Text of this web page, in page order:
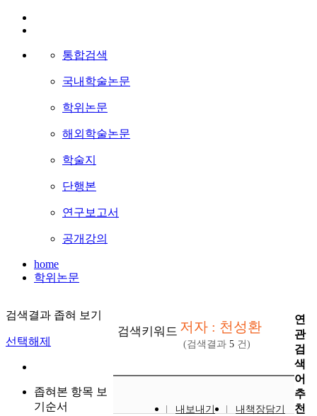
통합검색
국내학술논문
학위논문
해외학술논문
학술지
단행본
연구보고서
공개강의
home
학위논문
검색결과 좁혀 보기
선택해제
좁혀본 항목 보
기순서
검색키워드 저자 : 천성환
(검색결과 5 건)
내보내기
내책장담기
연
관
검
색
어
추
천